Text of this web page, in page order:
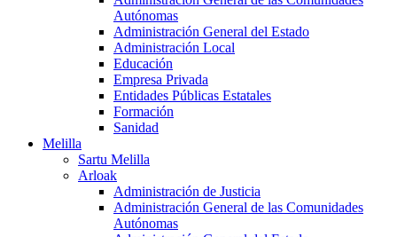
Autónomas
Administración General del Estado
Administración Local
Educación
Empresa Privada
Entidades Públicas Estatales
Formación
Sanidad
Melilla
Sartu Melilla
Arloak
Administración de Justicia
Administración General de las Comunidades
Autónomas